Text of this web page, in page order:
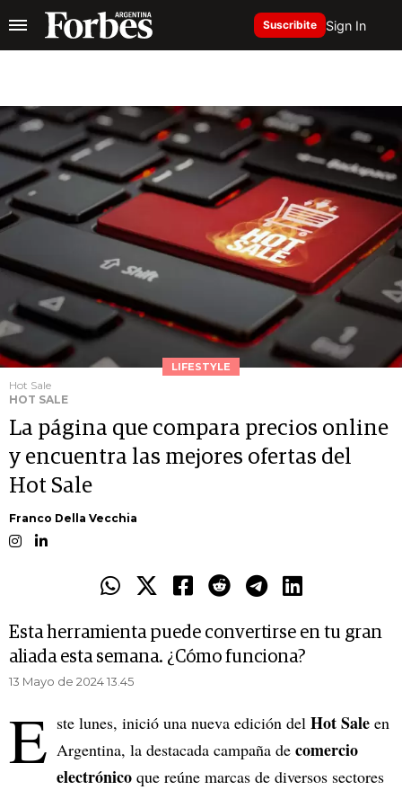
Suscribite Sign In
LIFESTYLE
Hot Sale
HOT SALE
La página que compara precios online
y encuentra las mejores ofertas del
Hot Sale
Franco Della Vecchia
Esta herramienta puede convertirse en tu gran
aliada esta semana. ¿Cómo funciona?
13 Mayo de 2024 13.45
E ste lunes, inició una nueva edición del Hot Sale en
Argentina, la destacada campaña de comercio
electrónico que reúne marcas de diversos sectores